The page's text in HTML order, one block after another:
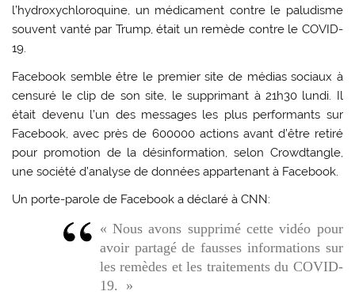
l’hydroxychloroquine, un médicament contre le paludisme
souvent vanté par Trump, était un remède contre le COVID-
19.
Facebook semble être le premier site de médias sociaux à
censuré le clip de son site, le supprimant à 21h30 lundi. Il
était devenu l’un des messages les plus performants sur
Facebook, avec près de 600000 actions avant d’être retiré
pour promotion de la désinformation, selon Crowdtangle,
une société d’analyse de données appartenant à Facebook.
Un porte-parole de Facebook a déclaré à CNN:
« Nous avons supprimé cette vidéo pour
avoir partagé de fausses informations sur
les remèdes et les traitements du COVID-
19. »